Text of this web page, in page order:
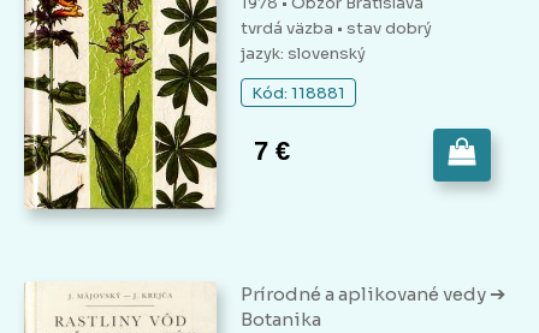
tvrdá väzba • stav dobrý
jazyk: slovenský
Kód: 118881
7 €
Prírodné a aplikované vedy ➔
Botanika